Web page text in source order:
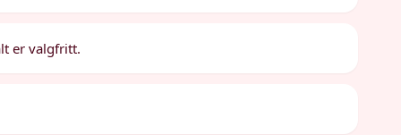
er valgfritt.